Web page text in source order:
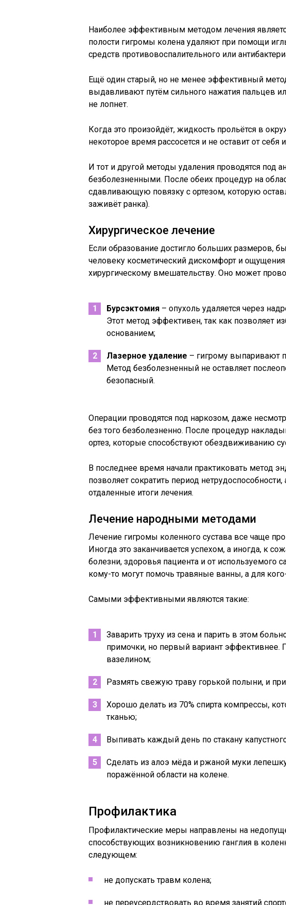
Наиболее эффективным методом лечения
полости гигромы колена удаляют при помощи
средств противовоспалительного или
Ещё один старый, но не менее эффективный
выдавливают путём сильного нажатия пальцев
не лопнет.
Когда это произойдёт, жидкость прольётся в
некоторое время рассосется и не оставит от себя
И тот и другой методы удаления проводятся под
безболезненными. После обеих процедур на
сдавливающую повязку с ортезом, которую
заживёт ранка).
Хирургическое лечение
Если образование достигло больших размеров,
человеку косметический дискомфорт и
хирургическому вмешательству. Оно может
Бурсэктомия – опухоль удаляется через
Этот метод эффективен, так как позволяет
основанием;
Лазерное удаление – гигрому выпаривают
Метод безболезненный не оставляет
безопасный.
Операции проводятся под наркозом, даже
без того безболезненно. После процедур
ортез, которые способствуют обездвиживанию
В последнее время начали практиковать метод
позволяет сократить период
отдаленные итоги лечения.
Лечение народными методами
Лечение гигромы коленного сустава все чаще
Иногда это заканчивается успехом, а иногда, к
болезни, здоровья пациента и от используемого
кому-то могут помочь травяные ванны, а для
Самыми эффективными являются такие:
Заварить труху из сена и парить в этом
примочки, но первый вариант эффективнее.
вазелином;
Размять свежую траву горькой полыни, и
Хорошо делать из 70% спирта компрессы,
тканью;
Выпивать каждый день по стакану
Сделать из алоэ мёда и ржаной муки
поражённой области на колене.
Профилактика
Профилактические меры направлены на
способствующих возникновению ганглия в
следующем:
не допускать травм колена;
не переусердствовать во время занятий